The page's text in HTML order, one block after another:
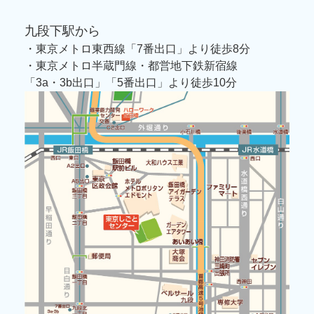
九段下駅から
・東京メトロ東西線「7番出口」より徒歩8分
・東京メトロ半蔵門線・都営地下鉄新宿線
「3a・3b出口」「5番出口」より徒歩10分